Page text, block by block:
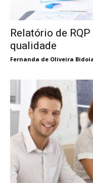
Relatório de
qualidade
Fernanda de Oliveira